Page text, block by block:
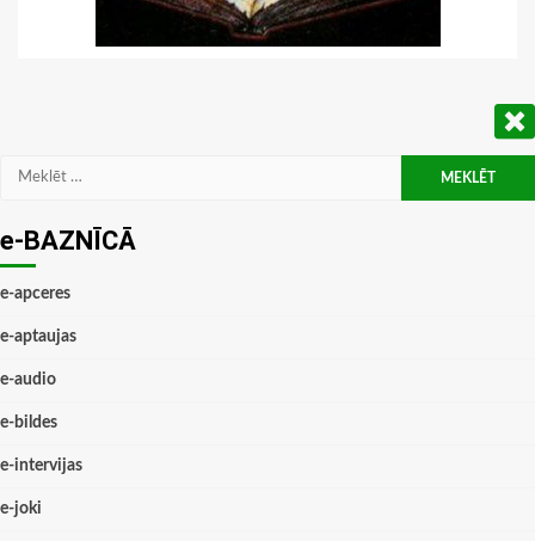
Meklēt:
e-BAZNĪCĀ
e-apceres
e-aptaujas
e-audio
e-bildes
e-intervijas
e-joki